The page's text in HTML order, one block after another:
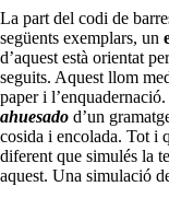
La part del codi de
següents exemplars, un
d’aquest està orientat
seguits. Aquest llom
paper i
ahuesado d’un
cosida i encolada. Tot i
diferent que simulés la
aquest. Una simulació